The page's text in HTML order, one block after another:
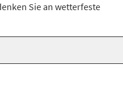
Sie an wetterfeste